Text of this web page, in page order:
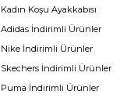
Kadın Koşu Ayakkabısı
Adidas İndirimli Ürünler
Nike İndirimli Ürünler
Skechers İndirimli Ürünler
Puma İndirimli Ürünler